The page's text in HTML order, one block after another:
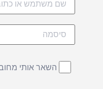
השאר אותי